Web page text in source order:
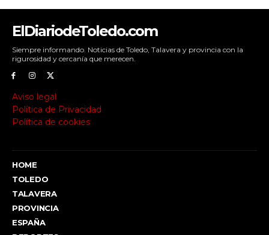
ElDiariodeToledo.com
Siempre informando. Noticias de Toledo, Talavera y provincia con la
rigurosidad y cercanía que merecen.
Aviso legal
Política de Privacidad
Política de cookies
HOME
TOLEDO
TALAVERA
PROVINCIA
ESPAÑA